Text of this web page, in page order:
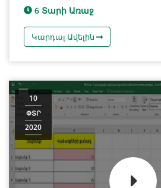
6 Տարի Առաջ
Կարդալ Ավելին
10
ՓՏՐ
2020